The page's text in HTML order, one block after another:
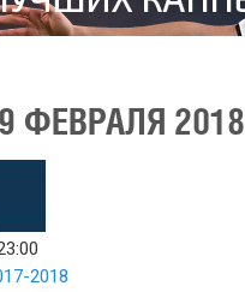
ФЕВРАЛЯ 2018
2018